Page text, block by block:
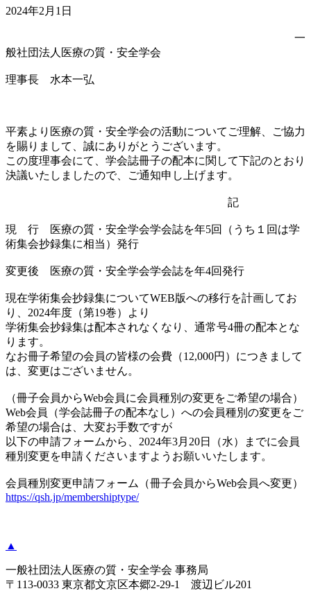
2024年2月1日
一
般社団法人医療の質・安全学会
理事長 水本一弘
平素より医療の質・安全学会の活動についてご理解、ご協力
を賜りまして、誠にありがとうございます。
この度理事会にて、学会誌冊子の配本に関して下記のとおり
決議いたしましたので、ご通知申し上げます。
記
現 行 医療の質・安全学会学会誌を年5回（うち１回は学
術集会抄録集に相当）発行
変更後 医療の質・安全学会学会誌を年4回発行
現在学術集会抄録集についてWEB版への移行を計画してお
り、2024年度（第19巻）より
学術集会抄録集は配本されなくなり、通常号4冊の配本とな
ります。
なお冊子希望の会員の皆様の会費（12,000円）につきまして
は、変更はございません。
（冊子会員からWeb会員に会員種別の変更をご希望の場合）
Web会員（学会誌冊子の配本なし）への会員種別の変更をご
希望の場合は、大変お手数ですが
以下の申請フォームから、2024年3月20日（水）までに会員
種別変更を申請くださいますようお願いいたします。
会員種別変更申請フォーム（冊子会員からWeb会員へ変更）
https://qsh.jp/membershiptype/
▲
一般社団法人医療の質・安全学会 事務局
〒113-0033 東京都文京区本郷2-29-1 渡辺ビル201